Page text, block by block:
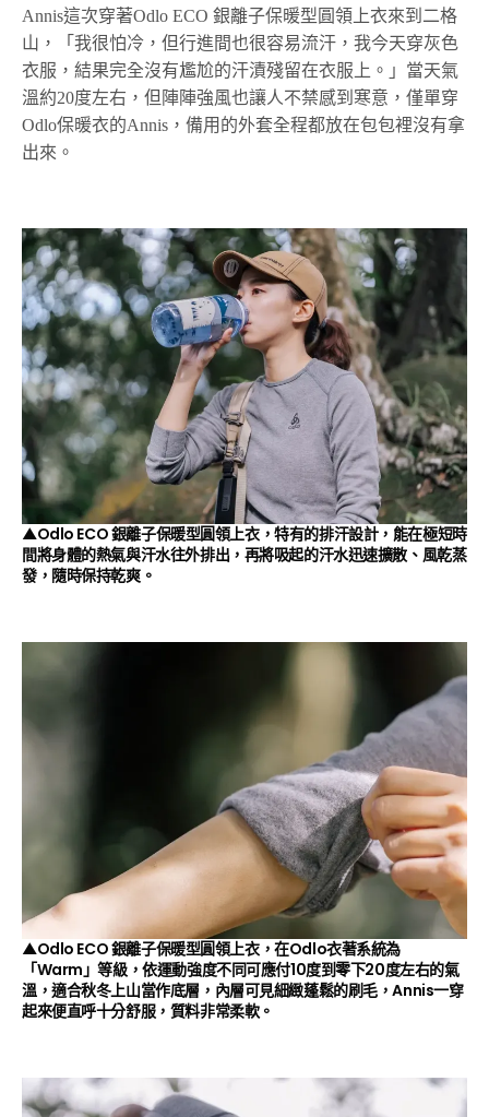
Annis這次穿著Odlo ECO 銀離子保暖型圓領上衣來到二格
山，「我很怕冷，但行進間也很容易流汗，我今天穿灰色
衣服，結果完全沒有尷尬的汗漬殘留在衣服上。」當天氣
溫約20度左右，但陣陣強風也讓人不禁感到寒意，僅單穿
Odlo保暖衣的Annis，備用的外套全程都放在包包裡沒有拿
出來。
▲Odlo ECO 銀離子保暖型圓領上衣，特有的排汗設計，能在極短時
間將身體的熱氣與汗水往外排出，再將吸起的汗水迅速擴散、風乾蒸
發，隨時保持乾爽。
▲Odlo ECO 銀離子保暖型圓領上衣，在Odlo衣著系統為
「Warm」等級，依運動強度不同可應付10度到零下20度左右的氣
溫，適合秋冬上山當作底層，內層可見細緻蓬鬆的刷毛，Annis一穿
起來便直呼十分舒服，質料非常柔軟。